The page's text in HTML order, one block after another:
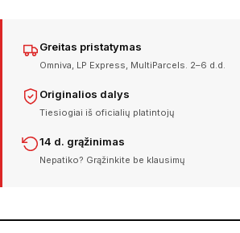
Greitas pristatymas
Omniva, LP Express, MultiParcels. 2–6 d.d.
Originalios dalys
Tiesiogiai iš oficialių platintojų
14 d. grąžinimas
Nepatiko? Grąžinkite be klausimų